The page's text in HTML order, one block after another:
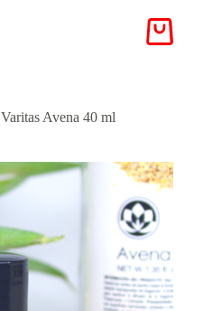
Carro
Varitas Avena 40 ml